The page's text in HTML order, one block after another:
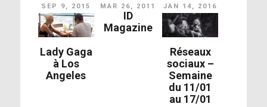
SEP 9, 2015
Lady Gaga
à Los
Angeles
MAR 26, 2011
ID
Magazine
JAN 14, 2016
Réseaux
sociaux –
Semaine
du 11/01
au 17/01